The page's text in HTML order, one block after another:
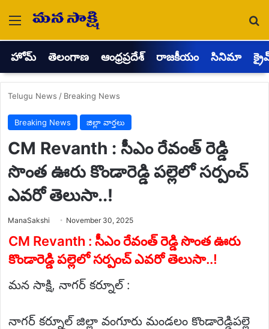
Menu
హోమ్ తెలంగాణ ఆంధ్రప్రదేశ్ రాజకీయం సినిమా
Telugu News / Breaking News
Breaking News జిల్లా వార్తలు
CM Revanth : సీఎం రేవంత్ రెడ్డి
సొంత ఊరు కొండారెడ్డి పల్లెలో సర్పంచ్
ఎవరో తెలుసా..!
ManaSakshi Send
email
November 30, 2025
CM Revanth : సీఎం రేవంత్ రెడ్డి సొంత ఊరు
కొండారెడ్డి పల్లెలో సర్పంచ్ ఎవరో తెలుసా..!
మన సాక్షి, నాగర్ కర్నూల్ :
నాగర్ కర్నూల్ జిల్లా వంగూరు మండలం కొండారెడ్డిపల్లె